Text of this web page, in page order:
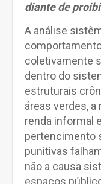
diante de
A análise
coletivamente
dentro do
estruturais
áreas verdes,
renda informal
pertencimento
punitivas
não a causa
espaços